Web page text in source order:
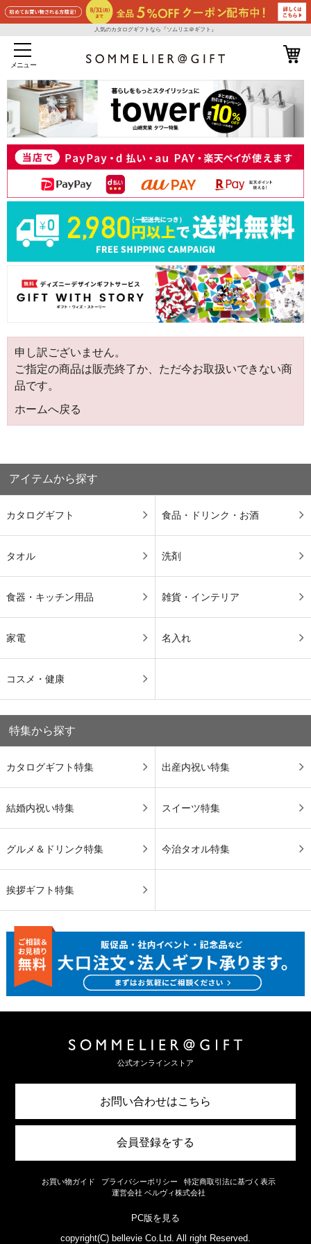
人気のカタログギフトなら『ソムリエ＠ギフト』
メニュー
申し訳ございません。
ご指定の商品は販売終了か、ただ今お取扱いできない商
品です。
ホームへ戻る
アイテムから探す
カタログギフト 食品・ドリンク・お酒
タオル 洗剤
食器・キッチン用品 雑貨・インテリア
家電 名入れ
コスメ・健康
特集から探す
カタログギフト特集 出産内祝い特集
結婚内祝い特集 スイーツ特集
グルメ＆ドリンク特集 今治タオル特集
挨拶ギフト特集
公式オンラインストア
お問い合わせはこちら
会員登録をする
お買い物ガイド プライバシーポリシー
特定商取引法に基づく表示
運営会社 ベルヴィ株式会社
PC版を見る
copyright(C) bellevie Co.Ltd. All right Reserved.